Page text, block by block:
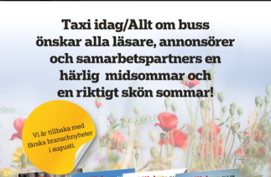
Nytt taxibolag i Borlänge
NYHETER 11 juni 2026
Taxibommar fick inte avsedd
effekt vid Lund C
NYHETER 10 juni 2026
Nytt taxibolag i Borlänge